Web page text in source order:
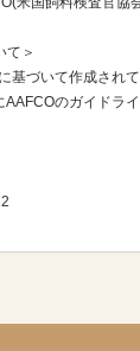
て＞
基づいて作成され
のガイドライ